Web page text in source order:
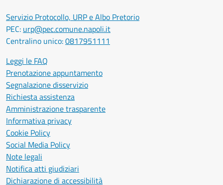
Servizio Protocollo, URP e Albo Pretorio
PEC: urp@pec.comune.napoli.it
Centralino unico:0817951111
Leggi le FAQ
Prenotazione appuntamento
Segnalazione disservizio
Richiesta assistenza
Amministrazione trasparente
Informativa privacy
Cookie Policy
Social Media Policy
Note legali
Notifica atti giudiziari
Dichiarazione di accessibilità